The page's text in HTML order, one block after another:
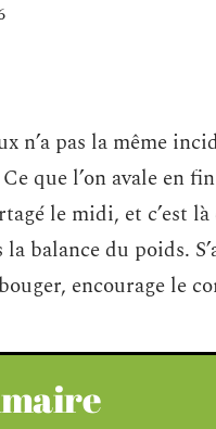
n’a pas la même
que l’on avale en
le midi, et c’est
la balance du poids.
encourage le